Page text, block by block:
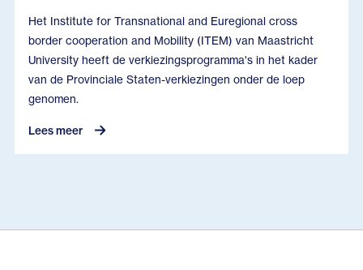
Het Institute for Transnational and Euregional cross
border cooperation and Mobility (ITEM) van Maastricht
University heeft de verkiezingsprogramma's in het kader
van de Provinciale Staten-verkiezingen onder de loep
genomen.
Lees meer